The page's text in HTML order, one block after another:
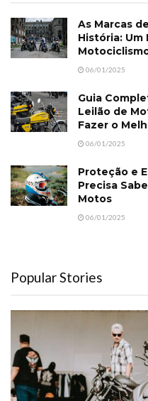
As Marcas
História: Um
06/01/2025
Guia
Leilão de
Fazer o
06/01/2025
Proteção e
Precisa
Motos
06/01/2025
Popular Stories